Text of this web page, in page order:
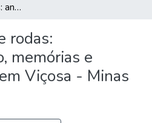
Patrimônio sobre rodas: antigomobilismo, memórias e distinção social em Viçosa - Minas Gerais
rodas:
memórias e
Viçosa - Minas